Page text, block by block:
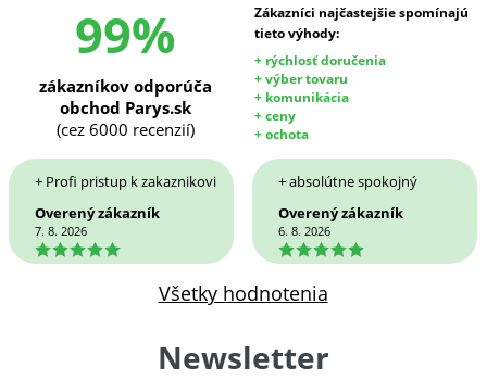
99%
Zákazníci najčastejšie spomínajú
tieto výhody:
+ rýchlosť doručenia
+ výber tovaru
+ komunikácia
+ ceny
+ ochota
zákazníkov odporúča
obchod Parys.sk
(cez 6000 recenzií)
+ Profi pristup k zakaznikovi
Overený zákazník
7. 8. 2026
5
+ absolútne spokojný
Overený zákazník
6. 8. 2026
5
Všetky hodnotenia
Newsletter